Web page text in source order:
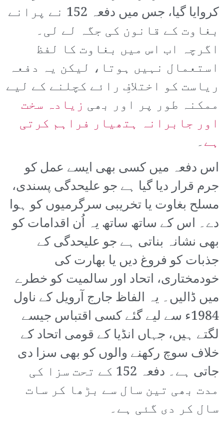
کروایا گیا، جس میں دفعہ 152 نے پرانے
بغاوت کے قانون کی جگہ لے لی۔
اگرچہ اب اس میں بغاوت کا لفظ
استعمال نہیں ہوتا، لیکن یہ دفعہ
ریاست کو اختلافِ رائے کچلنے کے لیے
ممکنہ طور پر اور بھی زیادہ سخت
اور جابرانہ ہتھیار فراہم کرتی
ہے۔
اس دفعہ میں کسی بھی ایسے عمل کو
جرم قرار دیا گیا ہے جو علیحدگی پسندی،
مسلح بغاوت یا تخریبی سرگرمیوں کو ہوا
دے۔ اس کے ساتھ ساتھ یہ اُن اقدامات کو
بھی نشانہ بناتی ہے جو علیحدگی کے
جذبات کو فروغ دیں یا بھارت کی
خودمختاری، اتحاد اور سالمیت کو خطرے
میں ڈالیں۔ یہ الفاظ جارج آرویل کے ناول
1984ء سے لیے گئے کسی اقتباس جیسے
لگتے ہیں، جہاں انڈیا کے قومی اتحاد کے
خلاف سوچ رکھنے والوں کو بھی سزا دی
جاتی ہے۔ دفعہ 152 کے تحت سزا کی
مدت بھی تین سال سے بڑھا کر سات
سال کر دی گئی ہے۔